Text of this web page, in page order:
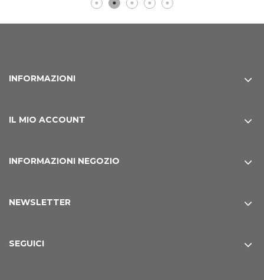
INFORMAZIONI
IL MIO ACCOUNT
INFORMAZIONI NEGOZIO
NEWSLETTER
SEGUICI